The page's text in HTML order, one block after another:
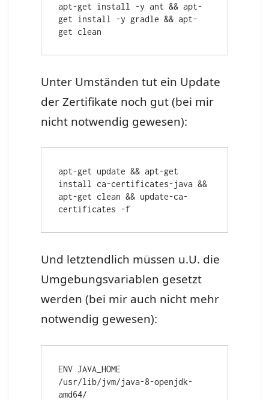
apt-get install -y ant && apt-
get install -y gradle && apt-
get clean
Unter Umständen tut ein Update
der Zertifikate noch gut (bei mir
nicht notwendig gewesen):
apt-get update && apt-get
install ca-certificates-java &&
apt-get clean && update-ca-
certificates -f
Und letztendlich müssen u.U. die
Umgebungsvariablen gesetzt
werden (bei mir auch nicht mehr
notwendig gewesen):
ENV JAVA_HOME
/usr/lib/jvm/java-8-openjdk-
amd64/